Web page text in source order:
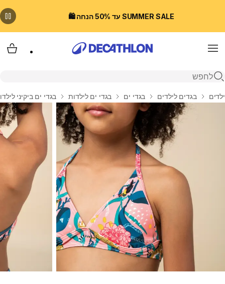
SUMMER SALE עד 50% הנחה 🛍️
Menu
פתיחת חיפוש
בית
ילדים בגדים לילדים בגדי ים בגדי ים לילדות בגדי ים ביקיני